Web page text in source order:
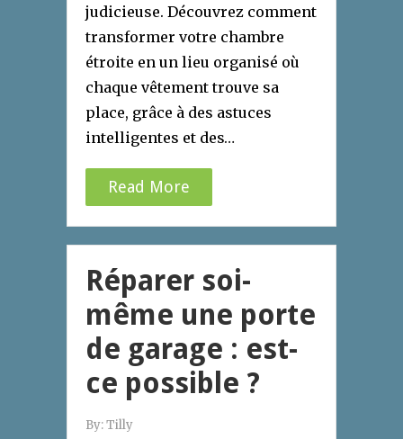
judicieuse. Découvrez comment
transformer votre chambre
étroite en un lieu organisé où
chaque vêtement trouve sa
place, grâce à des astuces
intelligentes et des…
Read More
Réparer soi-
même une porte
de garage : est-
ce possible ?
By:Tilly